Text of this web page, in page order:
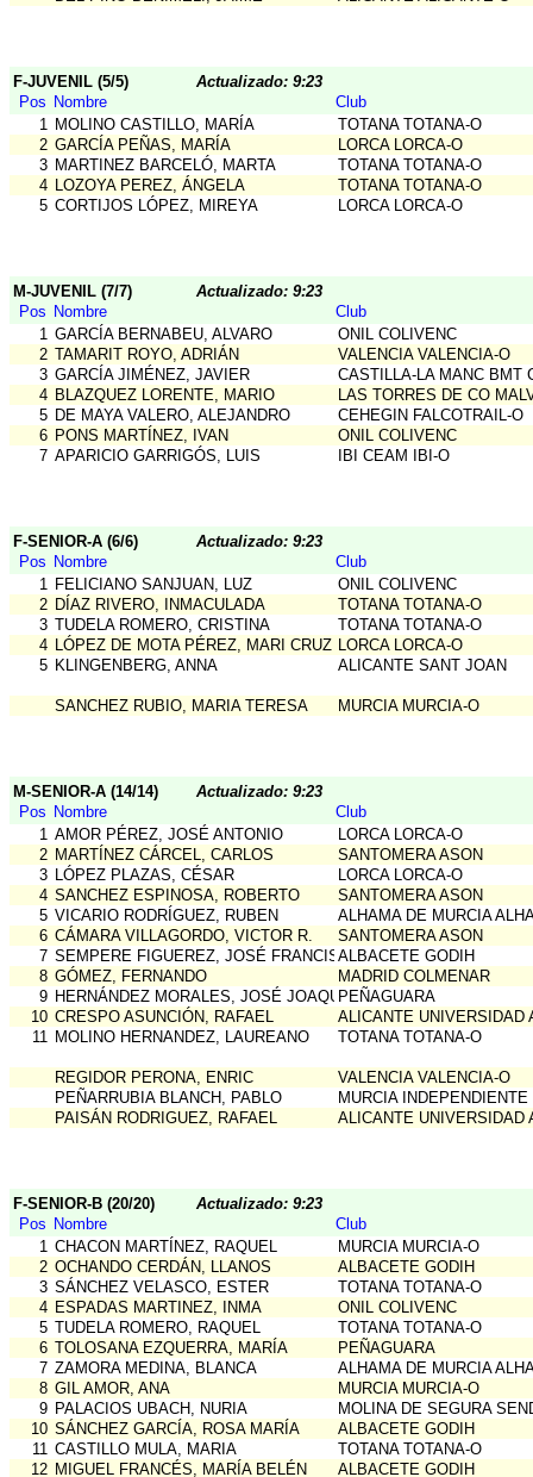
F-JUVENIL (5/5)
Actualizado: 9:23
Pos Nombre
Club
1 MOLINO CASTILLO, MARÍA
TOTANA TOTANA-O
2 GARCÍA PEÑAS, MARÍA
LORCA LORCA-O
3 MARTINEZ BARCELÓ, MARTA
TOTANA TOTANA-O
4 LOZOYA PEREZ, ÁNGELA
TOTANA TOTANA-O
5 CORTIJOS LÓPEZ, MIREYA LORCA LORCA-O
M-JUVENIL (7/7)
Actualizado: 9:23
Pos Nombre
Club
1 GARCÍA BERNABEU, ALVARO
ONIL COLIVENC
2 TAMARIT ROYO, ADRIÁN
VALENCIA VALENCIA-O
3 GARCÍA JIMÉNEZ, JAVIER
CASTILLA-LA MANC BMT
4 BLAZQUEZ LORENTE, MARIO
LAS TORRES DE CO
5 DE MAYA VALERO, ALEJANDRO
CEHEGIN FALCOTRAIL-O
6 PONS MARTÍNEZ, IVAN
ONIL COLIVENC
7 APARICIO GARRIGÓS, LUIS IBI CEAM IBI-O
F-SENIOR-A (6/6)
Actualizado: 9:23
Pos Nombre
Club
1 FELICIANO SANJUAN, LUZ
ONIL COLIVENC
2 DÍAZ RIVERO, INMACULADA
TOTANA TOTANA-O
3 TUDELA ROMERO, CRISTINA
TOTANA TOTANA-O
4 LÓPEZ DE MOTA PÉREZ, MARI CRUZ LORCA LORCA-O
5 KLINGENBERG, ANNA ALICANTE SANT JOAN
SANCHEZ RUBIO, MARIA TERESA MURCIA MURCIA-O
M-SENIOR-A (14/14)
Actualizado: 9:23
Pos Nombre
Club
1 AMOR PÉREZ, JOSÉ ANTONIO
LORCA LORCA-O
2 MARTÍNEZ CÁRCEL, CARLOS
SANTOMERA ASON
3 LÓPEZ PLAZAS, CÉSAR
LORCA LORCA-O
4 SANCHEZ ESPINOSA, ROBERTO
SANTOMERA ASON
5 VICARIO RODRÍGUEZ, RUBEN
ALHAMA DE MURCIA
6 CÁMARA VILLAGORDO, VICTOR R.
SANTOMERA ASON
7 SEMPERE FIGUEREZ, JOSÉ FRANCISCOALBACETE GODIH
8 GÓMEZ, FERNANDO
MADRID COLMENAR
9 HERNÁNDEZ MORALES, JOSÉ JOAQUÍNPEÑAGUARA
10 CRESPO ASUNCIÓN, RAFAEL
ALICANTE UNIVERSIDAD
11 MOLINO HERNANDEZ, LAUREANO TOTANA TOTANA-O
REGIDOR PERONA, ENRIC
VALENCIA VALENCIA-O
PEÑARRUBIA BLANCH, PABLO
MURCIA INDEPENDIENTE
PAISÁN RODRIGUEZ, RAFAEL
ALICANTE UNIVERSIDAD
F-SENIOR-B (20/20)
Actualizado: 9:23
Pos Nombre
Club
1 CHACON MARTÍNEZ, RAQUEL
MURCIA MURCIA-O
2 OCHANDO CERDÁN, LLANOS
ALBACETE GODIH
3 SÁNCHEZ VELASCO, ESTER
TOTANA TOTANA-O
4 ESPADAS MARTINEZ, INMA
ONIL COLIVENC
5 TUDELA ROMERO, RAQUEL
TOTANA TOTANA-O
6 TOLOSANA EZQUERRA, MARÍA
PEÑAGUARA
7 ZAMORA MEDINA, BLANCA
ALHAMA DE MURCIA
8 GIL AMOR, ANA
MURCIA MURCIA-O
9 PALACIOS UBACH, NURIA
MOLINA DE SEGURA
10 SÁNCHEZ GARCÍA, ROSA MARÍA
ALBACETE GODIH
11 CASTILLO MULA, MARIA
TOTANA TOTANA-O
12 MIGUEL FRANCÉS, MARÍA BELÉN ALBACETE GODIH